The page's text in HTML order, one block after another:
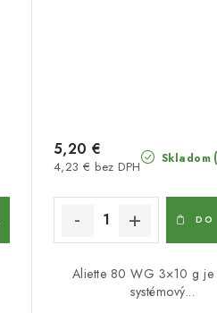
Skladom
4,23 € bez DPH
5,20 €
DO
Aliette 80 WG 3×10 g je
systémový...